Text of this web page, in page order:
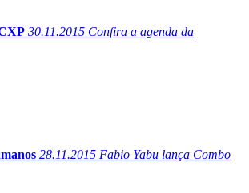
30.11.2015 Confira a agenda da
28.11.2015 Fabio Yabu lança Combo